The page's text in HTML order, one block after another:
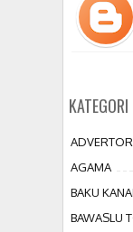
KATEGORI
AGAMA
BAKU
BAWASLU